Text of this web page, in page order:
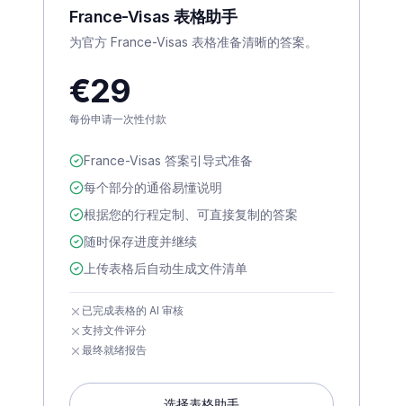
France-Visas 表格助手
为官方 France-Visas 表格准备清晰的答案。
€29
每份申请一次性付款
France-Visas 答案引导式准备
每个部分的通俗易懂说明
根据您的行程定制、可直接复制的答案
随时保存进度并继续
上传表格后自动生成文件清单
已完成表格的 AI 审核
支持文件评分
最终就绪报告